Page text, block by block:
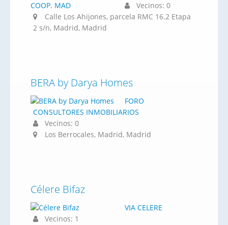
Vecinos: 0
Calle Los Ahijones, parcela RMC 16.2 Etapa
2 s/n, Madrid, Madrid
BERA by Darya Homes
FORO
CONSULTORES INMOBILIARIOS
Vecinos: 0
Los Berrocales, Madrid, Madrid
Célere Bifaz
VIA CELERE
Vecinos: 1